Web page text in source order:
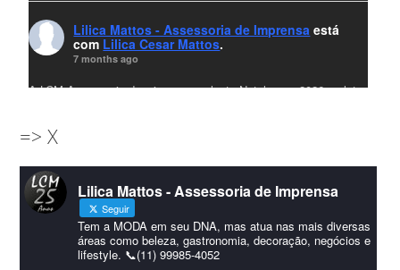
Lilica Mattos - Assessoria de Imprensa está
com Lilica Cesar Mattos.
7 months ago
A LCM Assessoria deseja um excelente Natal e um 2026 repleto
amigos que sempre nos acompanham!🎄✨🥂❤️
#lcmassessoriassessoria#natal #merrychristmas #felizanonovo
#HappyNewYear
Foto
Visualizar no Facebook · Compartilhar
=> X
Lilica Mattos - Assessoria de Imprensa
Seguir
Tem a MODA em seu DNA, mas atua nas mais diversas
áreas como beleza, gastronomia, decoração, negócios e
lifestyle. 📞(11) 99985-4052